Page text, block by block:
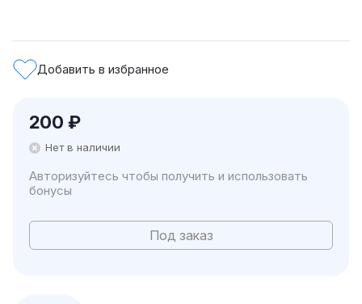
Добавить в избранное
200 ₽
Нет в наличии
Авторизуйтесь чтобы получить и использовать
бонусы
Под заказ